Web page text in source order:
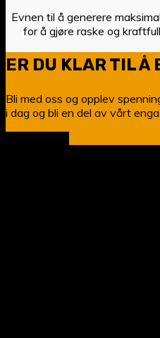
Evnen til å generere
for å gjøre raske og
ER DU KLAR TIL Å
Bli med oss og opplev
i dag og bli en del av vårt